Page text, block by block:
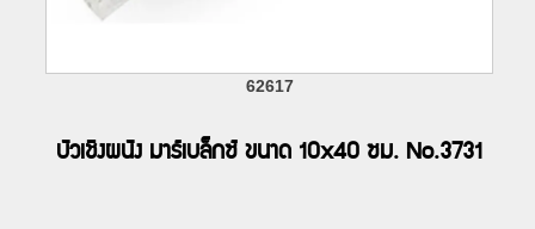
62617
บัวเชิงผนัง มาร์เบล็กซ์ ขนาด 10x40 ซม. No.3731